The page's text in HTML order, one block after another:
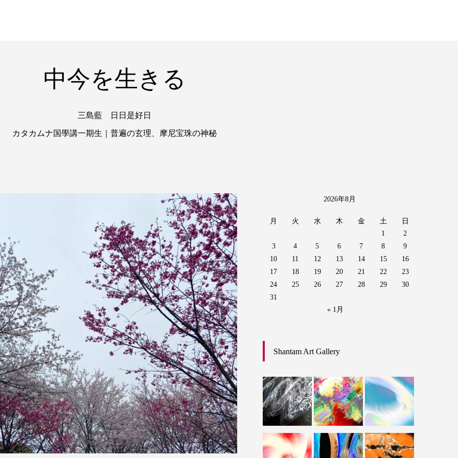
中今を生きる
三島藍 日日是好日
カタカムナ国學講一期生｜普遍の玄理、摩尼宝珠の神秘
2026年8月
月 火 水 木 金 土
日
1
2
3
4 5 6 7 8
9
10
11 12 13 14 15
16
17
18 19 20 21 22
23
24
25 26 27 28 29
30
31
« 1月
Shantam Art Gallery